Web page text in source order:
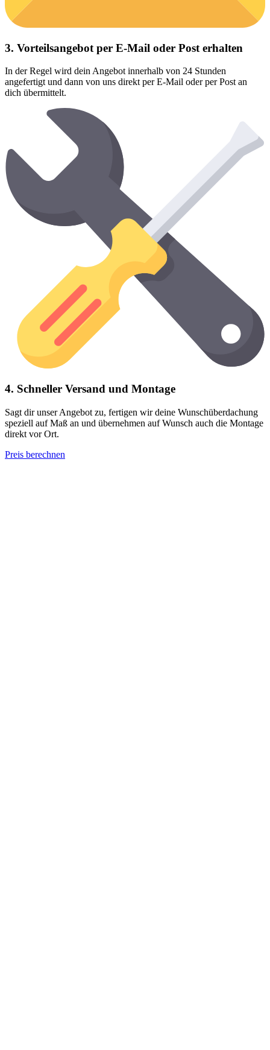
3. Vorteilsangebot per E-Mail oder Post erhalten
In der Regel wird dein Angebot innerhalb von 24 Stunden
angefertigt und dann von uns direkt per E-Mail oder per Post an
dich übermittelt.
4. Schneller Versand und Montage
Sagt dir unser Angebot zu, fertigen wir deine Wunschüberdachung
speziell auf Maß an und übernehmen auf Wunsch auch die Montage
direkt vor Ort.
Preis berechnen